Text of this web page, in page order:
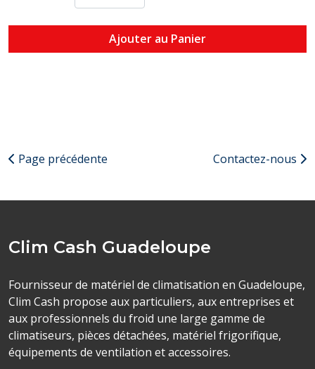
Ajouter au Panier
Page précédente Contactez-nous
Clim Cash Guadeloupe
Fournisseur de matériel de climatisation en Guadeloupe,
Clim Cash propose aux particuliers, aux entreprises et
aux professionnels du froid une large gamme de
climatiseurs, pièces détachées, matériel frigorifique,
équipements de ventilation et accessoires.